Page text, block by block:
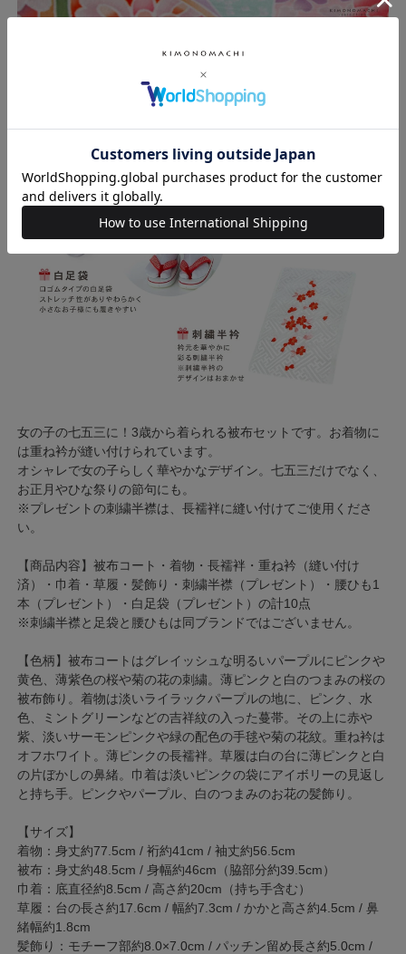
女の子の七五三に！3歳から着られる被布セットです。お着物に
は重ね衿が縫い付けられています。
オシャレで女の子らしく華やかなデザイン。七五三だけでなく、
お正月やひな祭りの節句にも。
※プレゼントの刺繍半襟は、長襦袢に縫い付けてご使用くださ
い。
【商品内容】被布コート・着物・長襦袢・重ね衿（縫い付け
済）・巾着・草履・髪飾り・刺繍半襟（プレゼント）・腰ひも1
本（プレゼント）・白足袋（プレゼント）の計10点
※刺繍半襟と足袋と腰ひもは同ブランドではございません。
【色柄】被布コートはグレイッシュな明るいパープルにピンクや
黄色、薄紫色の桜や菊の花の刺繍。薄ピンクと白のつまみの桜の
被布飾り。着物は淡いライラックパープルの地に、ピンク、水
色、ミントグリーンなどの吉祥紋の入った蔓帯。その上に赤や
紫、淡いサーモンピンクや緑の配色の手毬や菊の花紋。重ね衿は
オフホワイト。薄ピンクの長襦袢。草履は白の台に薄ピンクと白
の片ぼかしの鼻緒。巾着は淡いピンクの袋にアイボリーの見返し
と持ち手。ピンクやパープル、白のつまみのお花の髪飾り。
【サイズ】
着物：身丈約77.5cm / 裄約41cm / 袖丈約56.5cm
被布：身丈約48.5cm / 身幅約46cm（脇部分約39.5cm）
巾着：底直径約8.5cm / 高さ約20cm（持ち手含む）
草履：台の長さ約17.6cm / 幅約7.3cm / かかと高さ約4.5cm / 鼻
緒幅約1.8cm
髪飾り：モチーフ部約8.0×7.0cm / パッチン留め長さ約5.0cm /